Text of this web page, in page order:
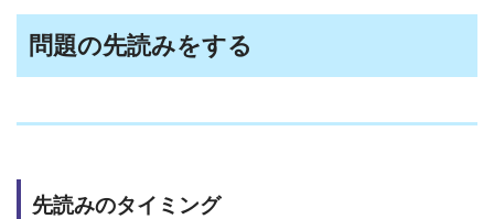
問題の先読みをする
先読みのタイミング